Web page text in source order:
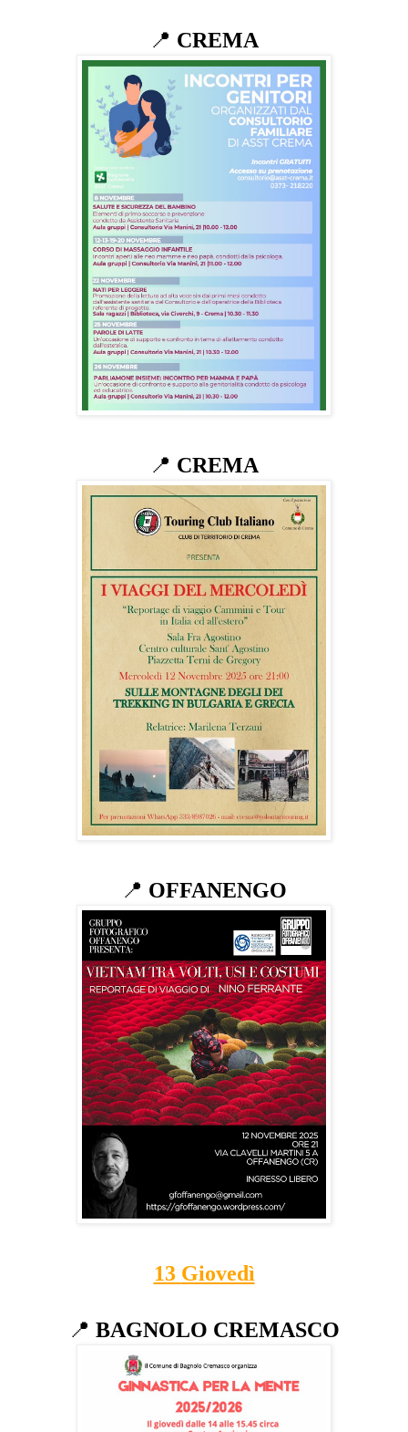
📍 CREMA
📍 CREMA
📍 OFFANENGO
13 Giovedì
📍 BAGNOLO CREMASCO